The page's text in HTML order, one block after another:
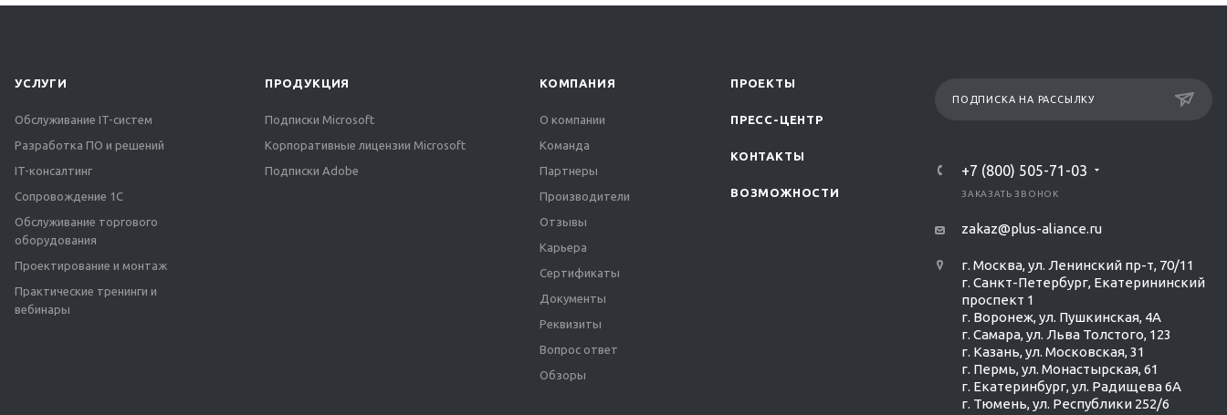
УСЛУГИ
Обслуживание IT-систем
Разработка ПО и решений
IT-консалтинг
Сопровождение 1С
Обслуживание торгового
оборудования
Проектирование и монтаж
Практические тренинги и
вебинары
ПРОДУКЦИЯ
Подписки Microsoft
Корпоративные лицензии Microsoft
Подписки Adobe
КОМПАНИЯ
О компании
Команда
Партнеры
Производители
Отзывы
Карьера
Сертификаты
Документы
Реквизиты
Вопрос ответ
Обзоры
ПРОЕКТЫ
ПРЕСС-ЦЕНТР
КОНТАКТЫ
ВОЗМОЖНОСТИ
ПОДПИСКА НА РАССЫЛКУ
+7 (800) 505-71-03
ЗАКАЗАТЬ ЗВОНОК
zakaz@plus-aliance.ru
г. Москва, ул. Ленинский пр-т, 70/11
г. Санкт-Петербург, Екатерининский
проспект 1
г. Воронеж, ул. Пушкинская, 4А
г. Самара, ул. Льва Толстого, 123
г. Казань, ул. Московская, 31
г. Пермь, ул. Монастырская, 61
г. Екатеринбург, ул. Радищева 6А
г. Тюмень, ул. Республики 252/6